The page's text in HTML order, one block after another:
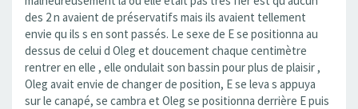
des 2 n avaient de préservatifs mais ils avaient tellement
envie qu ils s en sont passés. Le sexe de E se positionna au
dessus de celui d Oleg et doucement chaque centimètre
rentrer en elle , elle ondulait son bassin pour plus de plaisir ,
Oleg avait envie de changer de position, E se leva s appuya
sur le canapé, se cambra et Oleg se positionna derrière E puis